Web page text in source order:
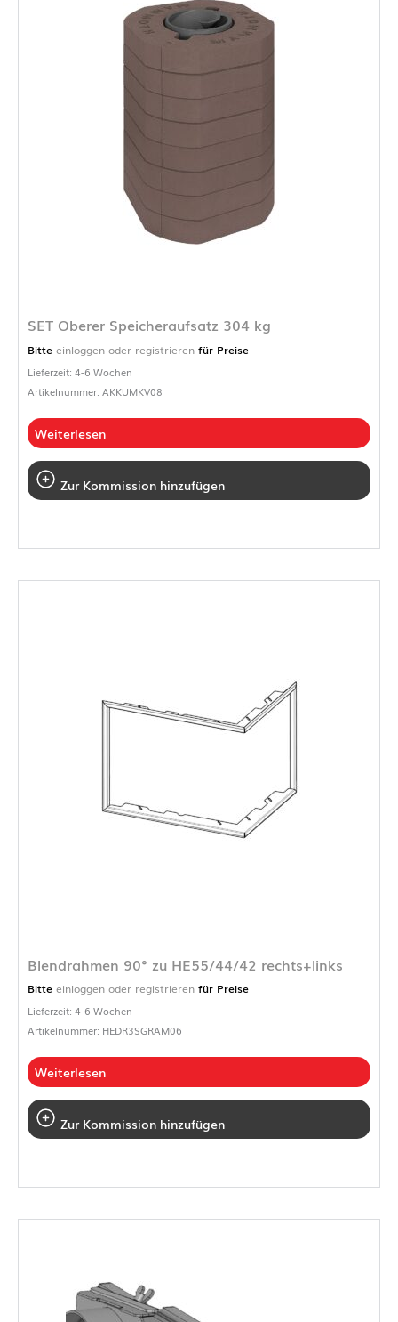
SET Oberer Speicheraufsatz 304 kg
Bitte einloggen oder registrieren für Preise
Lieferzeit: 4-6 Wochen
Artikelnummer: AKKUMKV08
Weiterlesen
Zur Kommission hinzufügen
Blendrahmen 90° zu HE55/44/42 rechts+links
Bitte einloggen oder registrieren für Preise
Lieferzeit: 4-6 Wochen
Artikelnummer: HEDR3SGRAM06
Weiterlesen
Zur Kommission hinzufügen